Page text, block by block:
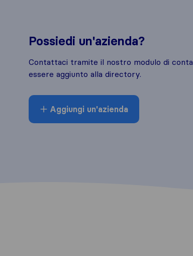
Possiedi un'azienda?
Contattaci tramite il nostro modulo di
essere aggiunto alla directory.
Aggiungi un'azienda